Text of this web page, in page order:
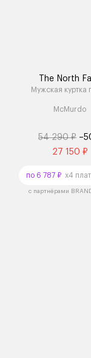
The North
Мужская куртка
McMurdo
54 290 ₽
27 150 ₽
по 6 787 ₽ x4
с партнёрами